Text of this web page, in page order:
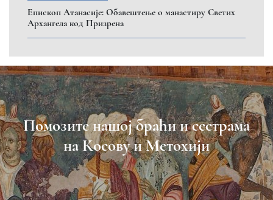
Eпископ Атанасије: Обавештење о манастиру Светих
Архангела код Призрена
Помозите нашој браћи и сестрама
на Косову и Метохији